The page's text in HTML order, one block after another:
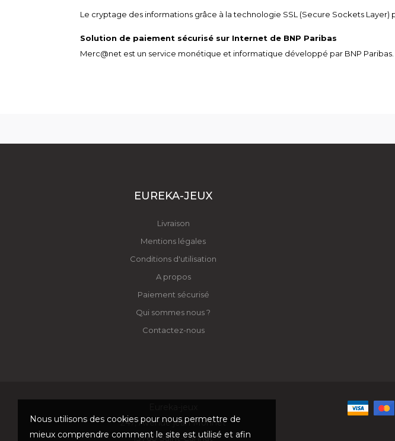
Le cryptage des informations grâce à la technologie SSL (Secure Sockets
Solution de paiement sécurisé sur Internet de BNP Paribas
Merc@net est un service monétique et informatique développé par BNP Paribas.
EUREKA-JEUX
Livraison
Mentions légales
Conditions d'utilisation
A propos
Paiement sécurisé
Qui sommes nous ?
Contactez-nous
Nous utilisons des cookies pour nous permettre de
mieux comprendre comment le site est utilisé et afin
247, Avenue jean Monnet
13760 Saint-Cannat